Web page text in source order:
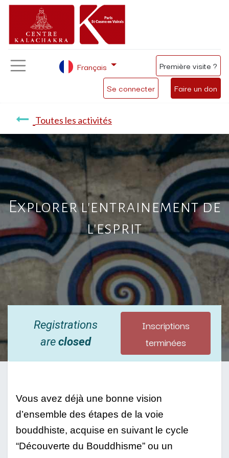
Se connecter Faire un don
Français Première visite ?
Toutes les activités
Explorer l'entrainement de
l'esprit
Registrations
areclosed
Inscriptions
terminées
Vous avez déjà une bonne vision
d’ensemble des étapes de la voie
bouddhiste, acquise en suivant le cycle
“Découverte du Bouddhisme” ou un